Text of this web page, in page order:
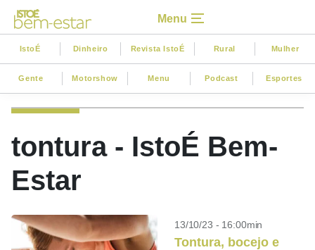
Menu
IstoÉ Dinheiro Revista IstoÉ Rural Mulher
Gente Motorshow Menu Podcast Esportes
tontura - IstoÉ Bem-
Estar
13/10/23 - 16:00min
Tontura, bocejo e